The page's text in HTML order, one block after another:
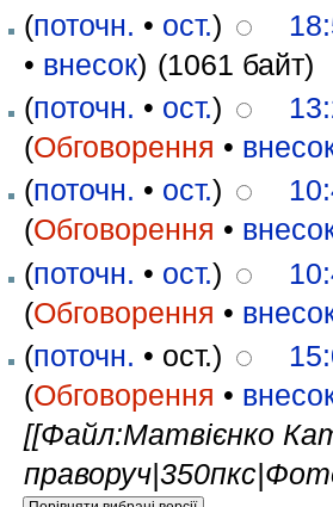
(поточн. • ост.)
• внесок) (1061 байт)
(поточн. • ост.)
(Обговорення •
(поточн. • ост.)
(Обговорення •
(поточн. • ост.)
(Обговорення •
(поточн. • ост.)
(Обговорення •
[[Файл:Матвієнко